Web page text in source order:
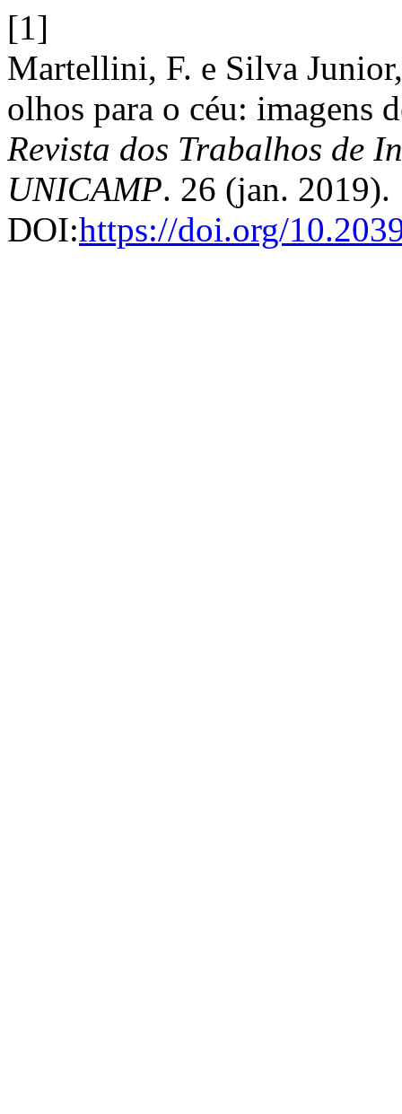
[1]
Martellini, F. e Silva
olhos para o céu: imagens
Revista dos Trabalhos de
UNICAMP. 26 (jan. 2019).
DOI:https://doi.org/